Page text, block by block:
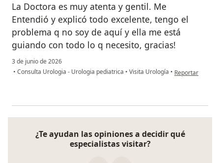
La Doctora es muy atenta y gentil. Me
Entendió y explicó todo excelente, tengo el
problema q no soy de aquí y ella me está
guiando con todo lo q necesito, gracias!
3 de junio de 2026
• Consulta Urologia - Urologia pediatrica • Visita Urología • en opinión del
Reportar
¿Te ayudan las opiniones a decidir qué
especialistas visitar?